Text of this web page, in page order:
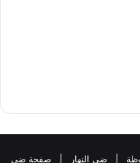
ضي النهار صفحة ضي